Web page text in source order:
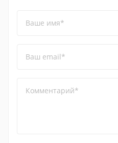
Ваше имя*
Ваш email*
Комментарий*